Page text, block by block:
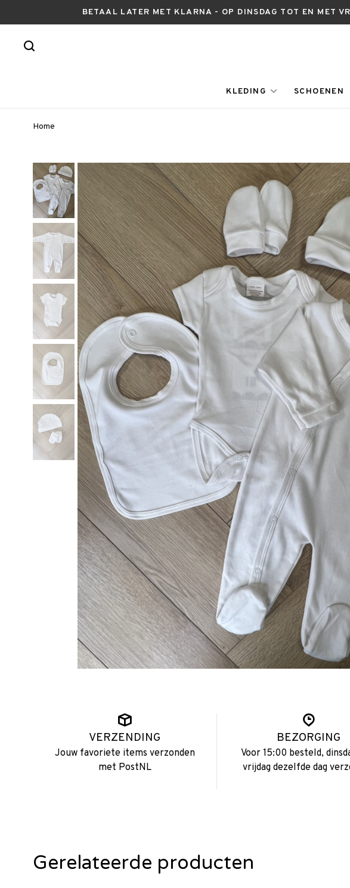
BETAAL LATER MET KLARNA - OP DINSDAG TOT EN MET
KLEDING SCHOENEN
Home
VERZENDING
Jouw favoriete items verzonden
met PostNL
BEZORGING
Voor 15:00 besteld,
vrijdag dezelfde dag
Gerelateerde producten